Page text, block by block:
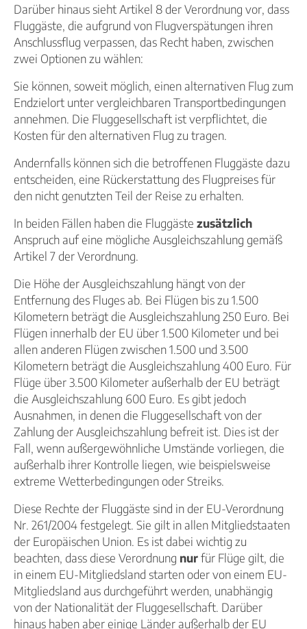
Darüber hinaus sieht Artikel 8 der Verordnung vor, dass
Fluggäste, die aufgrund von Flugverspätungen ihren
Anschlussflug verpassen, das Recht haben, zwischen
zwei Optionen zu wählen:
Sie können, soweit möglich, einen alternativen Flug zum
Endzielort unter vergleichbaren Transportbedingungen
annehmen. Die Fluggesellschaft ist verpflichtet, die
Kosten für den alternativen Flug zu tragen.
Andernfalls können sich die betroffenen Fluggäste dazu
entscheiden, eine Rückerstattung des Flugpreises für
den nicht genutzten Teil der Reise zu erhalten.
In beiden Fällen haben die Fluggäste zusätzlich
Anspruch auf eine mögliche Ausgleichszahlung gemäß
Artikel 7 der Verordnung.
Die Höhe der Ausgleichszahlung hängt von der
Entfernung des Fluges ab. Bei Flügen bis zu 1.500
Kilometern beträgt die Ausgleichszahlung 250 Euro. Bei
Flügen innerhalb der EU über 1.500 Kilometer und bei
allen anderen Flügen zwischen 1.500 und 3.500
Kilometern beträgt die Ausgleichszahlung 400 Euro. Für
Flüge über 3.500 Kilometer außerhalb der EU beträgt
die Ausgleichszahlung 600 Euro. Es gibt jedoch
Ausnahmen, in denen die Fluggesellschaft von der
Zahlung der Ausgleichszahlung befreit ist. Dies ist der
Fall, wenn außergewöhnliche Umstände vorliegen, die
außerhalb ihrer Kontrolle liegen, wie beispielsweise
extreme Wetterbedingungen oder Streiks.
Diese Rechte der Fluggäste sind in der EU-Verordnung
Nr. 261/2004 festgelegt. Sie gilt in allen Mitgliedstaaten
der Europäischen Union. Es ist dabei wichtig zu
beachten, dass diese Verordnung nurfür Flüge gilt, die
in einem EU-Mitgliedsland starten oder von einem EU-
Mitgliedsland aus durchgeführt werden, unabhängig
von der Nationalität der Fluggesellschaft. Darüber
hinaus haben aber einige Länder außerhalb der EU